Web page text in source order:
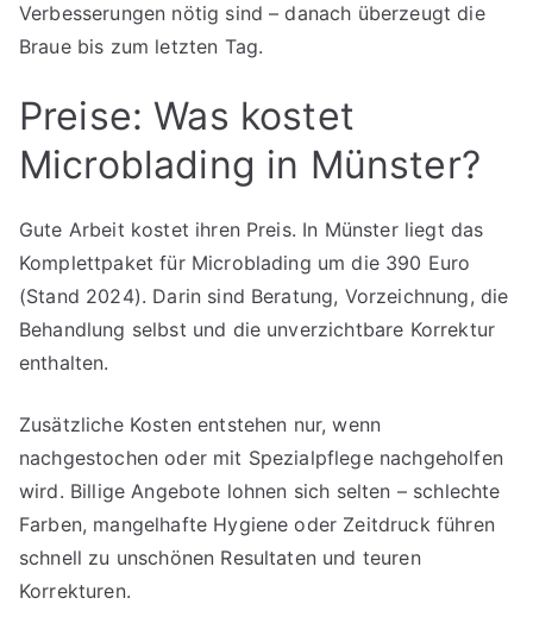
Verbesserungen nötig sind – danach überzeugt die
Braue bis zum letzten Tag.
Preise: Was kostet
Microblading in Münster?
Gute Arbeit kostet ihren Preis. In Münster liegt das
Komplettpaket für Microblading um die 390 Euro
(Stand 2024). Darin sind Beratung, Vorzeichnung, die
Behandlung selbst und die unverzichtbare Korrektur
enthalten.
Zusätzliche Kosten entstehen nur, wenn
nachgestochen oder mit Spezialpflege nachgeholfen
wird. Billige Angebote lohnen sich selten – schlechte
Farben, mangelhafte Hygiene oder Zeitdruck führen
schnell zu unschönen Resultaten und teuren
Korrekturen.